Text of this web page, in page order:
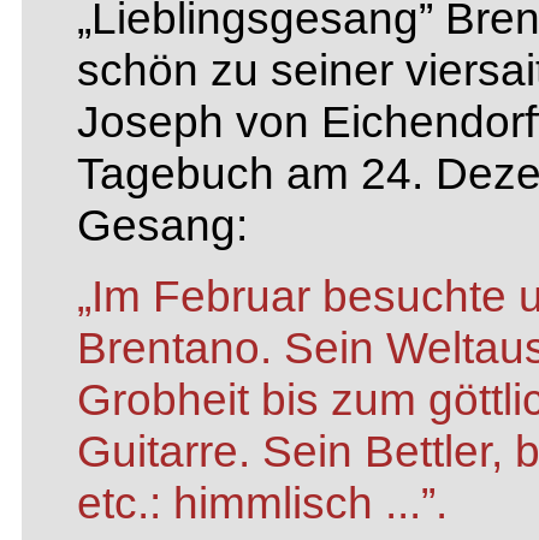
„Lieblingsgesang”
schön zu seiner
Joseph von
Tagebuch am 24.
Gesang:
„Im Februar besuchte
Brentano. Sein
Grobheit bis zum
Guitarre. Sein Bettler,
etc.: himmlisch ...”.